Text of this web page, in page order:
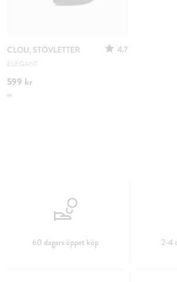
CLOU, STÖVLETTER 4.7
ELEGANT
599 kr
60 dagars öppet köp 2-4